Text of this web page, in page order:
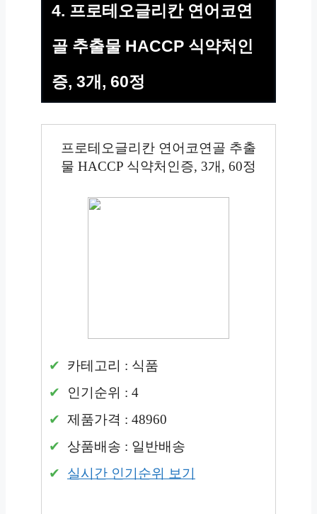
4. 프로테오글리칸 연어코연
골 추출물 HACCP 식약처인
증, 3개, 60정
프로테오글리칸 연어코연골 추출
물 HACCP 식약처인증, 3개, 60정
카테고리 : 식품
인기순위 : 4
제품가격 : 48960
상품배송 : 일반배송
실시간 인기순위 보기